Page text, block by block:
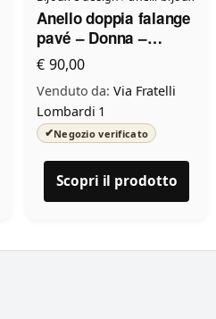
Anello doppia falange
pavé – Donna –
Design luminoso
€ 90,00
Venduto da: Via Fratelli
Lombardi 1
✔Negozio verificato
Scopri il prodotto